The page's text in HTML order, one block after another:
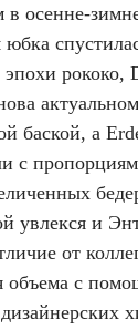
в осенне-
эпохи рококо,
баской, а
с
увлекся и
от
объема с